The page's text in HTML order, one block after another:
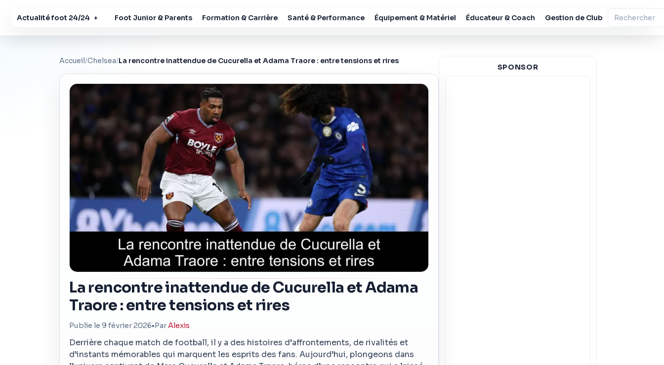
Actualité foot 24/24 + Foot Junior & Parents Formation & Carrière Santé & Performance Équipement & Matériel Éducateur & Coach Gestion de Club
Accueil/Chelsea/La rencontre inattendue de Cucurella et Adama Traore : entre tensions et rires
La rencontre inattendue de Cucurella et Adama
Traore : entre tensions et rires
Publie le 9 février 2026•ParAlexis
Derrière chaque match de football, il y a des histoires d’affrontements, de rivalités et
d’instants mémorables qui marquent les esprits des fans. Aujourd’hui, plongeons dans
SPONSOR